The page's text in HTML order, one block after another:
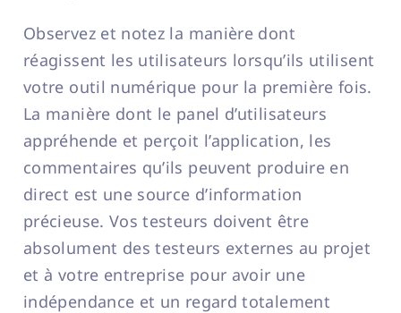
Observez et notez la manière dont
réagissent les utilisateurs lorsqu’ils utilisent
votre outil numérique pour la première fois.
La manière dont le panel d’utilisateurs
appréhende et perçoit l’application, les
commentaires qu’ils peuvent produire en
direct est une source d’information
précieuse. Vos testeurs doivent être
absolument des testeurs externes au projet
et à votre entreprise pour avoir une
indépendance et un regard totalement